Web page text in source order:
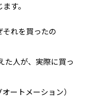
す。
それを買ったの
た人が、実際に買っ
ートメーション）